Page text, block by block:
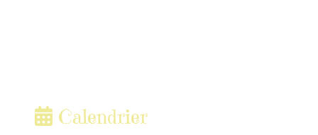
Calendrier